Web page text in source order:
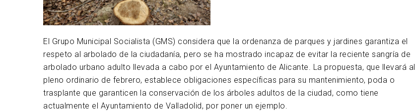
El Grupo Municipal Socialista (GMS) considera que la ordenanza de parques y jardines garantiza el
respeto al arbolado de la ciudadanía, pero se ha mostrado incapaz de evitar la reciente sangría de
arbolado urbano adulto llevada a cabo por el Ayuntamiento de Alicante. La propuesta, que llevará al
pleno ordinario de febrero, establece obligaciones específicas para su mantenimiento, poda o
trasplante que garanticen la conservación de los árboles adultos de la ciudad, como tiene
actualmente el Ayuntamiento de Valladolid, por poner un ejemplo.